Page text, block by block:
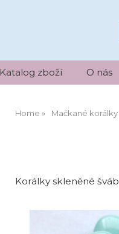
Katalog zboží O nás
Home Mačkané korálky
Korálky skleněné